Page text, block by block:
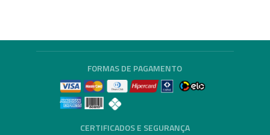
FORMAS DE PAGAMENTO
CERTIFICADOS E SEGURANÇA